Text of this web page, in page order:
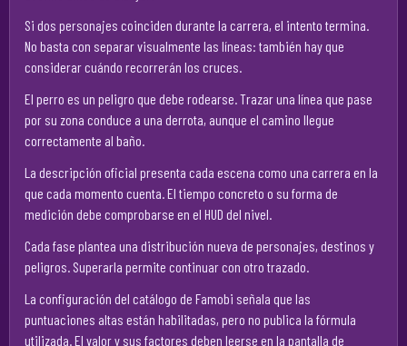
Si dos personajes coinciden durante la carrera, el intento termina.
No basta con separar visualmente las líneas: también hay que
considerar cuándo recorrerán los cruces.
El perro es un peligro que debe rodearse. Trazar una línea que pase
por su zona conduce a una derrota, aunque el camino llegue
correctamente al baño.
La descripción oficial presenta cada escena como una carrera en la
que cada momento cuenta. El tiempo concreto o su forma de
medición debe comprobarse en el HUD del nivel.
Cada fase plantea una distribución nueva de personajes, destinos y
peligros. Superarla permite continuar con otro trazado.
La configuración del catálogo de Famobi señala que las
puntuaciones altas están habilitadas, pero no publica la fórmula
utilizada. El valor y sus factores deben leerse en la pantalla de